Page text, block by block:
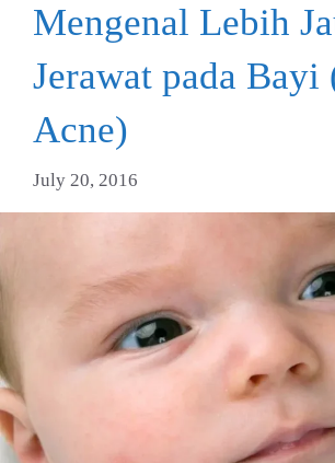
Mengenal Lebih
Jerawat pada Bayi
Acne)
July 20, 2016